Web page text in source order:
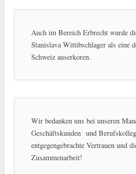
Auch im Bereich Erbrecht wurde
Stanislava Wittibschlager als eine
Schweiz auserkoren.
Wir bedanken uns bei unseren
Geschäftskunden und
entgegengebrachte Vertrauen und
Zusammenarbeit!